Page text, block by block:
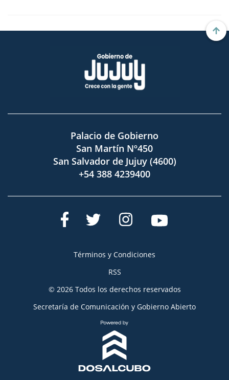
Palacio de Gobierno
San Martín Nº450
San Salvador de Jujuy (4600)
+54 388 4239400
Términos y Condiciones
RSS
© 2026 Todos los derechos reservados
Secretaría de Comunicación y Gobierno Abierto